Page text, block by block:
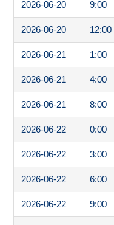
2026-06-20 9:00
2026-06-20 12:00
2026-06-21 1:00
2026-06-21 4:00
2026-06-21 8:00
2026-06-22 0:00
2026-06-22 3:00
2026-06-22 6:00
2026-06-22 9:00